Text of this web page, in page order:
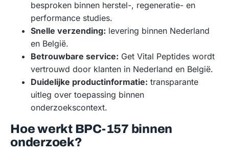
besproken binnen herstel-, regeneratie- en
performance studies.
Snelle verzending: levering binnen Nederland
en België.
Betrouwbare service: Get Vital Peptides wordt
vertrouwd door klanten in Nederland en België.
Duidelijke productinformatie: transparante
uitleg over toepassing binnen
onderzoekscontext.
Hoe werkt BPC-157 binnen
onderzoek?